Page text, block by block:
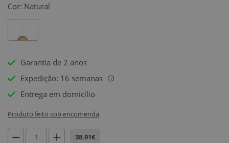
Cor: Natural
Garantia de 2 anos
Expedição: 16 semanas
i
Entrega em domicílio
Produto feito sob encomenda
38.91€